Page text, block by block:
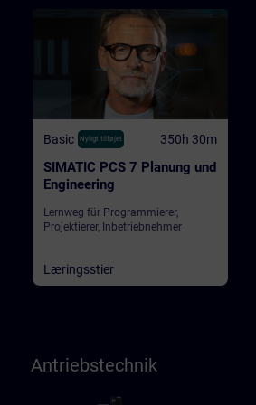
Basic Nyligt tilføjet 350h 30m
SIMATIC PCS 7 Planung und
Engineering
Lernweg für Programmierer,
Projektierer, Inbetriebnehmer
Læringsstier
Antriebstechnik